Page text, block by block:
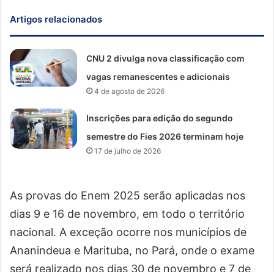
Artigos relacionados
CNU 2 divulga nova classificação com
vagas remanescentes e adicionais
4 de agosto de 2026
Inscrições para edição do segundo
semestre do Fies 2026 terminam hoje
17 de julho de 2026
As provas do Enem 2025 serão aplicadas nos
dias 9 e 16 de novembro, em todo o território
nacional. A exceção ocorre nos municípios de
Ananindeua e Marituba, no Pará, onde o exame
será realizado nos dias 30 de novembro e 7 de